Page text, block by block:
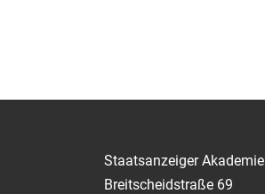
Staatsanzeiger Akademie
Breitscheidstraße 69